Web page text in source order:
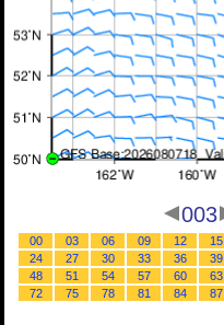
003
00 03 06 09 12 15
24
27 30 33 36 39
48
51 54 57 60 63
72
75 78 81 84 87